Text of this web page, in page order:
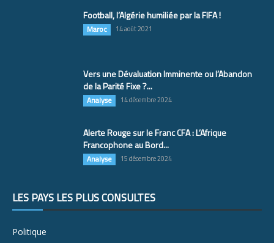
Football, l’Algérie humiliée par la FIFA !
Maroc 14 août 2021
Vers une Dévaluation Imminente ou l’Abandon
de la Parité Fixe ?...
Analyse 14 décembre 2024
Alerte Rouge sur le Franc CFA : L’Afrique
Francophone au Bord...
Analyse 15 décembre 2024
LES PAYS LES PLUS CONSULTÉS
Politique